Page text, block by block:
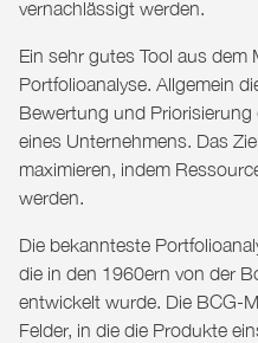
vernachlässigt werden.
Ein sehr gutes Tool aus
Portfolioanalyse. Allgemein
Bewertung und
eines Unternehmens. Das
maximieren, indem
werden.
Die bekannteste
die in den 1960ern von der
entwickelt wurde. Die BCG-
Felder, in die die Produkte